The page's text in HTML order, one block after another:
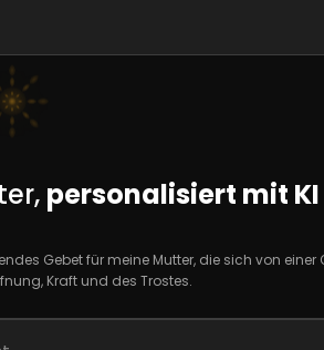
personalisiert mit KI
Gebet für meine Mutter, die sich von einer
Kraft und des Trostes.